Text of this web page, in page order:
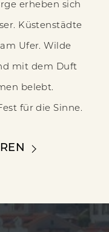
erheben sich
Küstenstädte
Ufer. Wilde
mit dem Duft
belebt.
für die Sinne.